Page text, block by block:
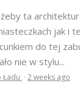
ta
jak i
do tej
nie w stylu...
Ładu · 2 weeks ago